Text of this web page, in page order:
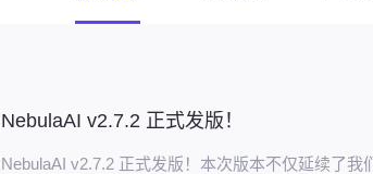
NebulaAI v2.7.2 正式发版！
NebulaAI v2.7.2 正式发版！本次版本不仅延续了